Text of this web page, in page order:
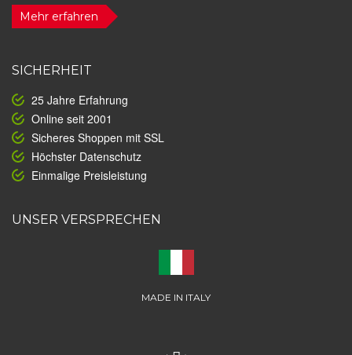
Mehr erfahren
SICHERHEIT
25 Jahre Erfahrung
Online seit 2001
Sicheres Shoppen mit SSL
Höchster Datenschutz
Einmalige Preisleistung
UNSER VERSPRECHEN
MADE IN ITALY